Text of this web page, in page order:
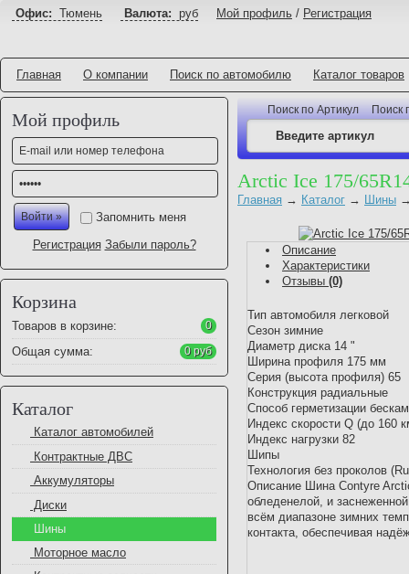
Офис: Тюмень Валюта: руб Мой профиль / Регистрация
Главная О компании Поиск по автомобилю Каталог товаров
Мой профиль
Запомнить меня
Регистрация Забыли пароль?
Корзина
Товаров в корзине: 0
Общая сумма: 0 руб
Каталог
Каталог автомобилей
Контрактные ДВС
Аккумуляторы
Диски
Шины
Моторное масло
Поиск по Артикул Поиск
Arctic Ice 175/
Главная → Каталог → Шины
Описание
Характеристики
Отзывы (0)
Тип автомобиля легковой
Сезон зимние
Диаметр диска 14 "
Ширина профиля 175 мм
Серия (высота профиля) 65
Конструкция радиальные
Способ герметизации
Индекс скорости Q (до 160
Индекс нагрузки 82
Шипы
Технология без проколов
Описание Шина Contyre
обледенелой, и
всём диапазоне зимних
контакта, обеспечивая